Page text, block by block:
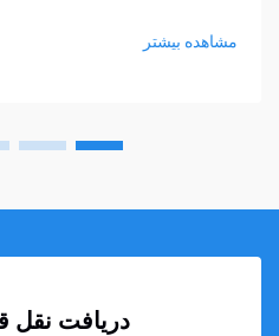
مشاهده بیشتر
دریافت نقل